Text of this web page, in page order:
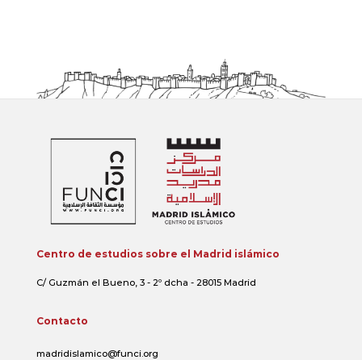
Centro de estudios sobre el Madrid islámico
C/ Guzmán el Bueno, 3 - 2º dcha - 28015 Madrid
Contacto
madridislamico@funci.org